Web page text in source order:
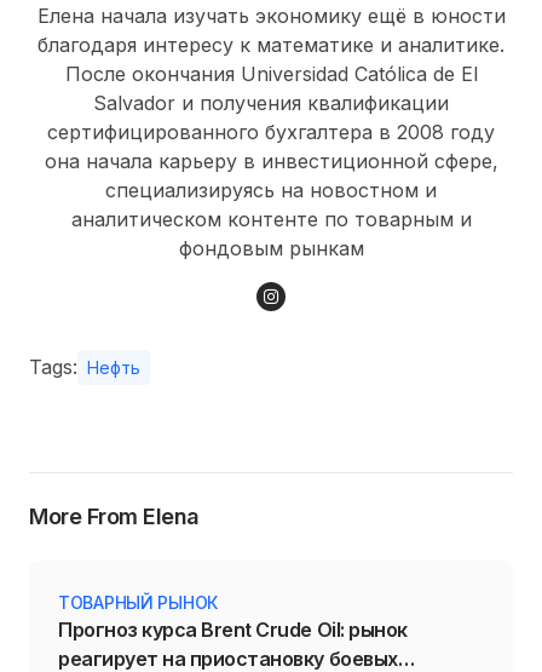
Елена начала изучать экономику ещё в юности
благодаря интересу к математике и аналитике.
После окончания Universidad Católica de El
Salvador и получения квалификации
сертифицированного бухгалтера в 2008 году
она начала карьеру в инвестиционной сфере,
специализируясь на новостном и
аналитическом контенте по товарным и
фондовым рынкам
Tags: Нефть
More From Elena
ТОВАРНЫЙ РЫНОК
Прогноз курса Brent Crude Oil: рынок
реагирует на приостановку боевых